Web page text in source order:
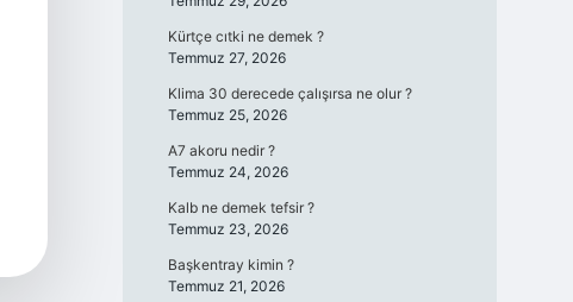
Kürtçe cıtki ne demek ?
Temmuz 27, 2026
Klima 30 derecede çalışırsa ne olur ?
Temmuz 25, 2026
A7 akoru nedir ?
Temmuz 24, 2026
Kalb ne demek tefsir ?
Temmuz 23, 2026
Başkentray kimin ?
Temmuz 21, 2026